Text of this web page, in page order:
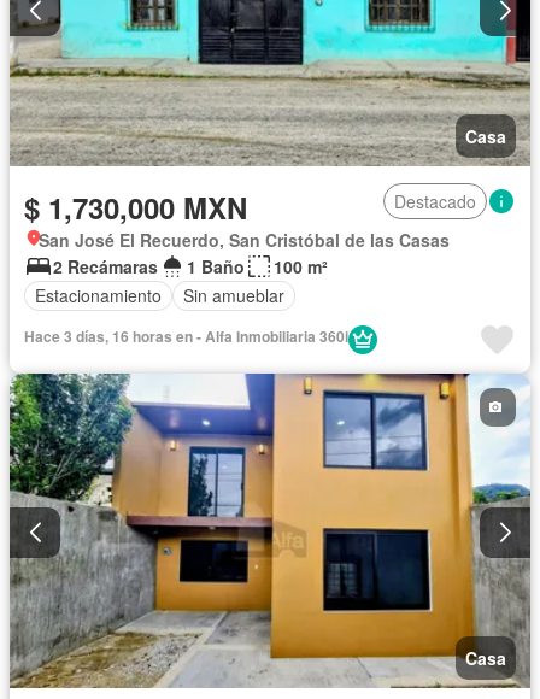
Casa
$ 1,730,000 MXN
Destacado
San José El Recuerdo, San Cristóbal de las Casas
2 Recámaras
1 Baño
100 m²
Estacionamiento
Sin amueblar
Hace 3 días, 16 horas en - Alfa Inmobiliaria 360i
Casa